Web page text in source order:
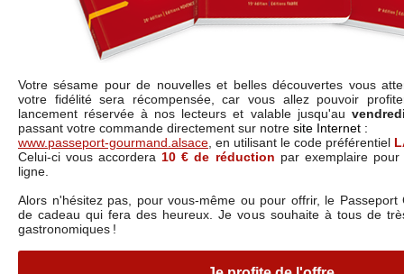
Votre sésame pour de nouvelles et belles découvertes vous
votre fidélité sera récompensée, car vous allez pouvoir
lancement réservée à nos lecteurs et valable jusqu'au
passant votre commande directement sur notre site Internet :
www.passeport-gourmand.alsace , en utilisant le code préférentiel
Celui-ci vous accordera 10 € de réduction par exemplaire
ligne.
Alors n'hésitez pas, pour vous-même ou pour offrir, le Passeport
de cadeau qui fera des heureux. Je vous souhaite à tous de
gastronomiques !